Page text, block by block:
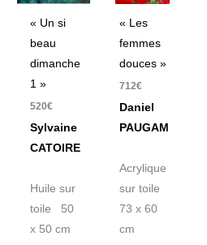
« Un si
beau
dimanche
1 »
520€
Sylvaine
CATOIRE
Huile sur
toile 50
x 50 cm
« Les
femmes
douces »
712€
Daniel
PAUGAM
Acrylique
sur toile
73 x 60
cm